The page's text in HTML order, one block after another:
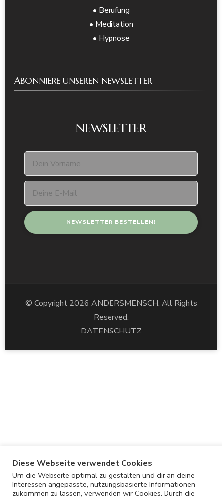
• Berufung
• Meditation
• Hypnose
ABONNIERE UNSEREN NEWSLETTER
NEWSLETTER
© Copyright 2026 ANDERSMENSCH. All Rights
Reserved.
DATENSCHUTZ
Diese Webseite verwendet Cookies
Informationen. Hier kannst du auch der Verwendung von
Cookies widersprechen.
Cookie Einstellungen
COOKIES ZULASSEN